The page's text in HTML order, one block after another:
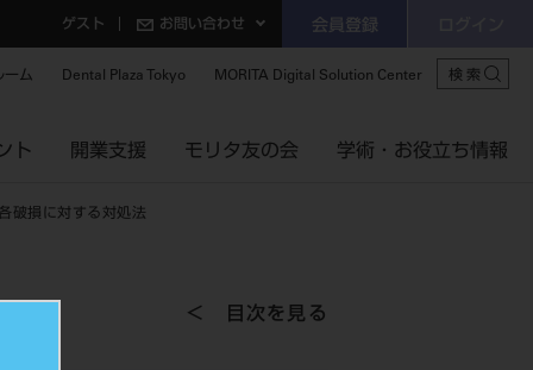
ゲスト お問い合わせ 会員登録
ーム Dental Plaza Tokyo MORITA Digital Solution Center 検索
ト 開業支援 モリタ友の会 学術・お役立ち情報
破損に対する対処法
目次を見る